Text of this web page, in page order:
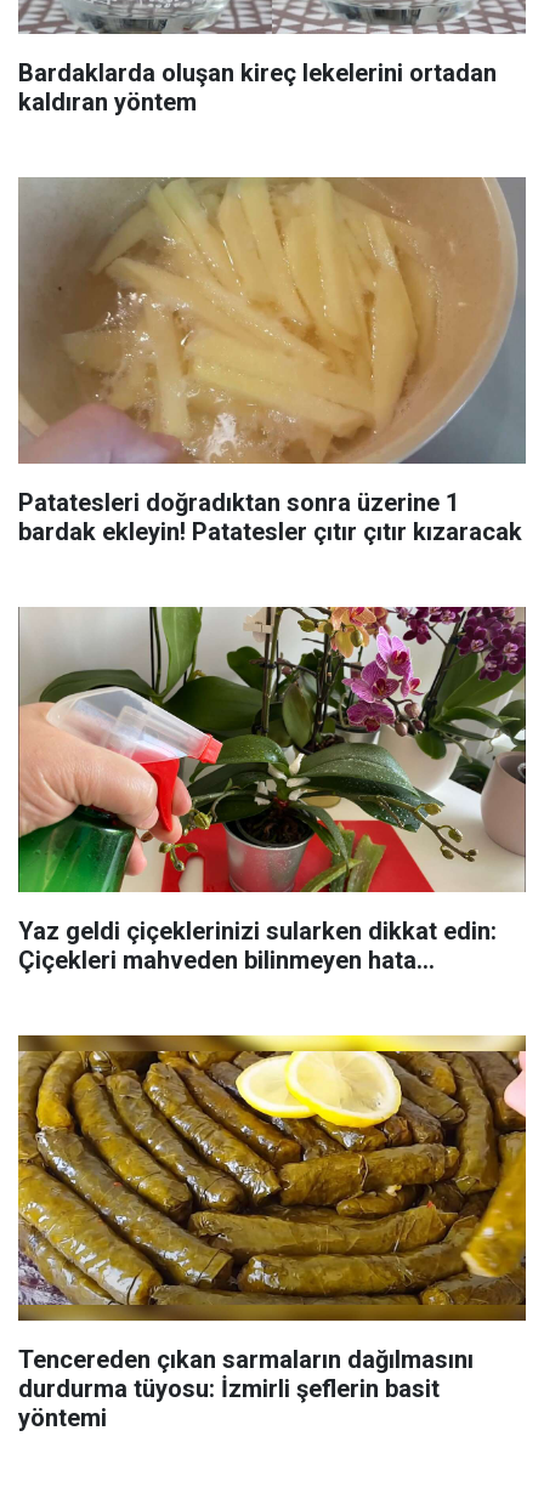
Bardaklarda oluşan kireç lekelerini ortadan
kaldıran yöntem
Patatesleri doğradıktan sonra üzerine 1
bardak ekleyin! Patatesler çıtır çıtır kızaracak
Yaz geldi çiçeklerinizi sularken dikkat edin:
Çiçekleri mahveden bilinmeyen hata...
Tencereden çıkan sarmaların dağılmasını
durdurma tüyosu: İzmirli şeflerin basit
yöntemi